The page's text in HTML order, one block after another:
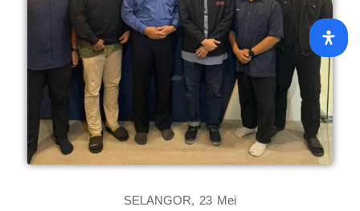
SELANGOR, 23 Mei